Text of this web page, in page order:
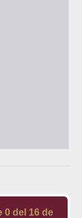
0 del 16 de